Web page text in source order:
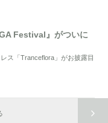
Festival』がついに
ス「Tranceflora」がお披露目